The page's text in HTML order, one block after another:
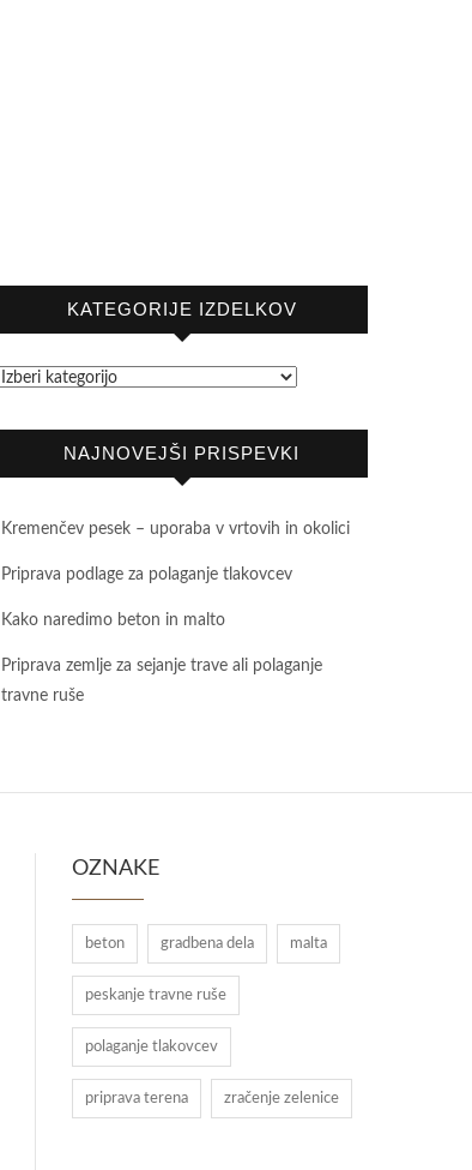
KATEGORIJE IZDELKOV
NAJNOVEJŠI PRISPEVKI
Kremenčev pesek – uporaba v vrtovih in okolici
Priprava podlage za polaganje tlakovcev
Kako naredimo beton in malto
Priprava zemlje za sejanje trave ali polaganje
travne ruše
OZNAKE
beton gradbena dela malta
peskanje travne ruše
polaganje tlakovcev
priprava terena zračenje zelenice